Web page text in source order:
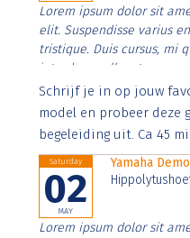
Lorem ipsum dolor sit
elit. Suspendisse varius
tristique. Duis cursus, mi
interdum nulla, ut
Aenean faucibus nibh et
imperdiet. Nunc ut sem
Schrijf je in op jouw
model en probeer
begeleiding uit. Ca 45
Saturday
02
MAY
Yamaha
Lorem ipsum dolor sit